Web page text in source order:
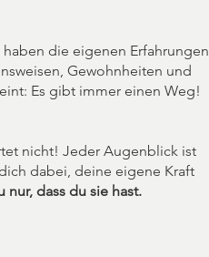
die eigenen Erfahrungen
Gewohnheiten und
Es gibt immer einen Weg!
nicht! Jeder Augenblick ist
dabei, deine eigene Kraft
nur, dass du sie hast.